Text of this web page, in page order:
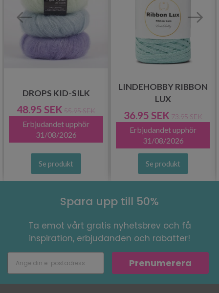
DROPS KID-SILK
48.95 SEK 55.95 SEK
Erbjudandet upphör
31/08/2026
Se produkt
LINDEHOBBY RIBBON
LUX
36.95 SEK 73.95 SEK
Erbjudandet upphör
31/08/2026
Se produkt
Spara upp till 50%
Ta emot vårt gratis nyhetsbrev och få
inspiration, erbjudanden och rabatter!
Prenumerera